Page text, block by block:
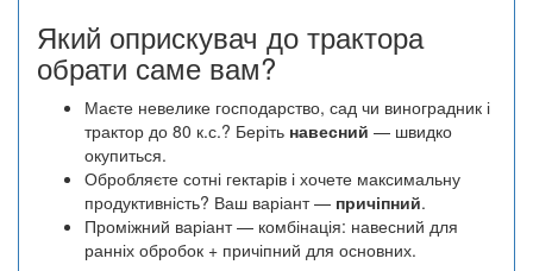
Який оприскувач до трактора
обрати саме вам?
Маєте невелике господарство, сад чи виноградник і
трактор до 80 к.с.? Беріть навесний — швидко
окупиться.
Обробляєте сотні гектарів і хочете максимальну
продуктивність? Ваш варіант — причіпний.
Проміжний варіант — комбінація: навесний для
ранніх обробок + причіпний для основних.